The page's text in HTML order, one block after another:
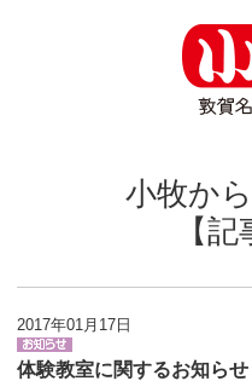
小牧か
【記
2017年01月17日
体験教室に関するお知らせ